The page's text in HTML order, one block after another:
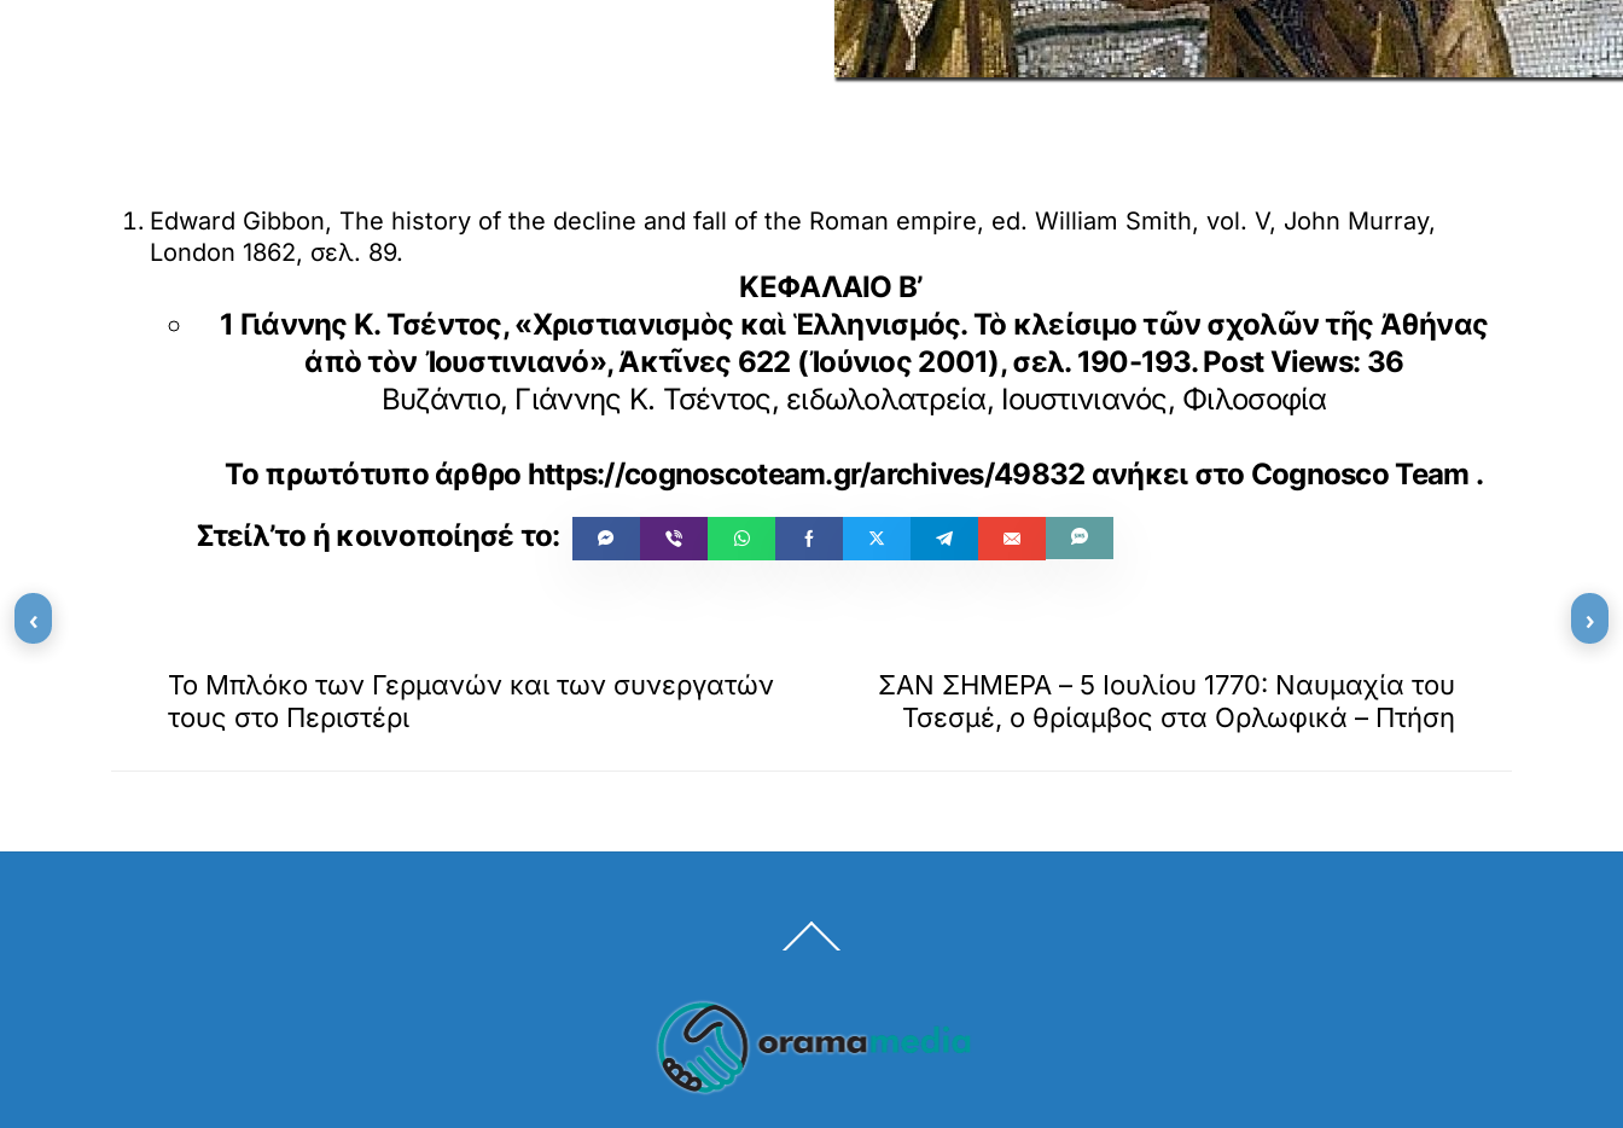
Edward Gibbon, The history of the decline and fall of the Roman empire, ed. William Smith, vol. V, John Murray,
London 1862, σελ. 89.
ΚΕΦΑΛΑΙΟ Β’
1 Γιάννης Κ. Τσέντος, «Χριστιανισμὸς καὶ Ἑλληνισμός. Τὸ κλείσιμο τῶν σχολῶν τῆς Ἀθήνας
ἀπὸ τὸν Ἰουστινιανό», Ἀκτῖνες 622 (Ἰούνιος 2001), σελ. 190-193.Post Views: 36
Βυζάντιο, Γιάννης Κ. Τσέντος, ειδωλολατρεία, Ιουστινιανός, Φιλοσοφία
Το πρωτότυπο άρθρο https://cognoscoteam.gr/archives/49832 ανήκει στο Cognosco Team .
Το Μπλόκο των Γερμανών και των συνεργατών
τους στο Περιστέρι
ΣΑΝ ΣΗΜΕΡΑ – 5 Ιουλίου 1770: Ναυμαχία του
Τσεσμέ, ο θρίαμβος στα Ορλωφικά – Πτήση
To
‹ ›